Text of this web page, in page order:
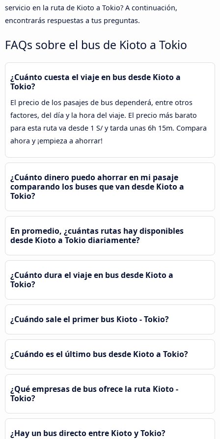
servicio en la ruta de Kioto a Tokio? A continuación,
encontrarás respuestas a tus preguntas.
FAQs sobre el bus de Kioto a Tokio
¿Cuánto cuesta el viaje en bus desde Kioto a
Tokio?
El precio de los pasajes de bus dependerá, entre otros
factores, del día y la hora del viaje. El precio más barato
para esta ruta va desde 1 S/ y tarda unas 6h 15m. Compara
ahora y ¡empieza a ahorrar!
¿Cuánto dinero puedo ahorrar en mi pasaje
comparando los buses que van desde Kioto a
Tokio?
En promedio, ¿cuántas rutas hay disponibles
desde Kioto a Tokio diariamente?
¿Cuánto dura el viaje en bus desde Kioto a
Tokio?
¿Cuándo sale el primer bus Kioto - Tokio?
¿Cuándo es el último bus desde Kioto a Tokio?
¿Qué empresas de bus ofrece la ruta Kioto -
Tokio?
¿Hay un bus directo entre Kioto y Tokio?